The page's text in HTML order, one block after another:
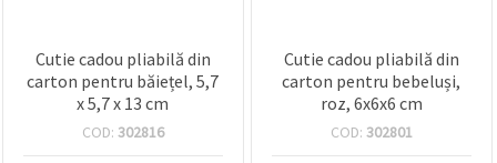
Cutie cadou pliabilă din
carton pentru băiețel, 5,7
x 5,7 x 13 cm
COD: 302816
Cutie cadou pliabilă din
carton pentru bebeluși,
roz, 6x6x6 cm
COD: 302801